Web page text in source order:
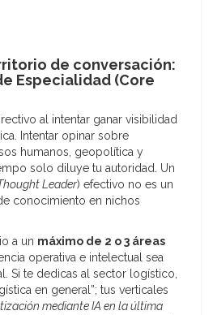
de conversación:
Especialidad (Core
al intentar ganar visibilidad
Intentar opinar sobre
humanos, geopolítica y
solo diluye tu autoridad. Un
Leader) efectivo no es un
conocimiento en nichos
a un máximo de 2 o 3 áreas
operativa e intelectual sea
Si te dedicas al sector logístico,
en general”; tus verticales
mediante IA en la última